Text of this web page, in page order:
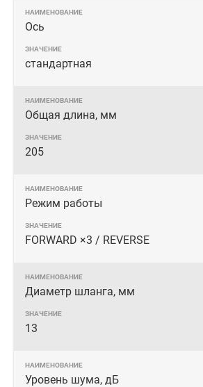
Ось
стандартная
Общая длина, мм
205
Режим работы
FORWARD ×3 / REVERSE
Диаметр шланга, мм
13
Уровень шума, дБ